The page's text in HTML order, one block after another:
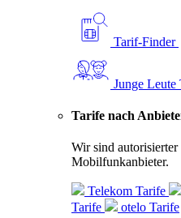
Tarif-Finder
Junge Leute
Tarife nach
Wir sind autorisierter
Mobilfunkanbieter.
Telekom Tarife
Tarife
otelo Tarife